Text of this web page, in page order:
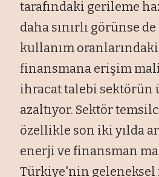
tarafındaki gerileme
daha sınırlı görünse
kullanım oranlarındaki
finansmana erişim
ihracat talebi sektörün
azaltıyor. Sektör
özellikle son iki yılda
enerji ve finansman
Türkiye'nin geleneksel